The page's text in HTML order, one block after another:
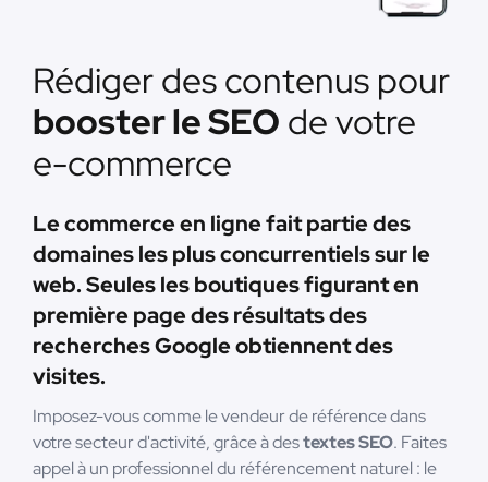
Rédiger des contenus pour
booster le SEO de votre
e-commerce
Le commerce en ligne fait partie des
domaines les plus concurrentiels sur le
web. Seules les boutiques figurant en
première page des résultats des
recherches Google obtiennent des
visites.
Imposez-vous comme le vendeur de référence dans
votre secteur d'activité, grâce à destextes SEO. Faites
appel à un professionnel du référencement naturel : le